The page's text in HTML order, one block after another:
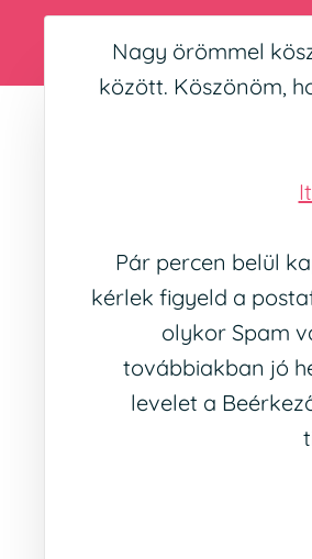
Nagy örömmel
között. Köszönöm,
Pár percen belül
kérlek figyeld a
olykor Spam
továbbiakban jó
levelet a